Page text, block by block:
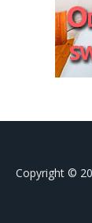
Copyright ©